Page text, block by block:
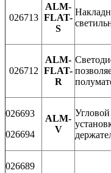
026713
ALM-
FLAT-
S
026712
ALM-
FLAT-
R
026693
026694
ALM-
V
026689